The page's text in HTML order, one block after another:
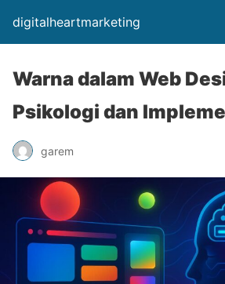
digitalheartmarketing
Warna dalam Web
Psikologi dan
garem